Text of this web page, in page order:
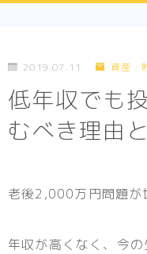
2019.07.11 資産・
低年収でも
むべき理由
老後2,000万円問題が
年収が高くなく、今